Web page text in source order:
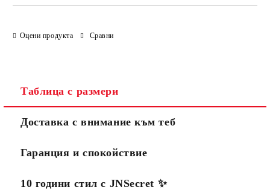
Оцени продукта Сравни
Таблица с размери
Доставка с внимание към теб
Гаранция и спокойствие
10 години стил с JNSecret ✨️